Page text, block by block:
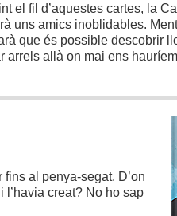
el fil d’aquestes cartes, la
uns amics inoblidables.
que és possible descobrir
arrels allà on mai ens
al penya-segat. D’on
creat? No ho sap